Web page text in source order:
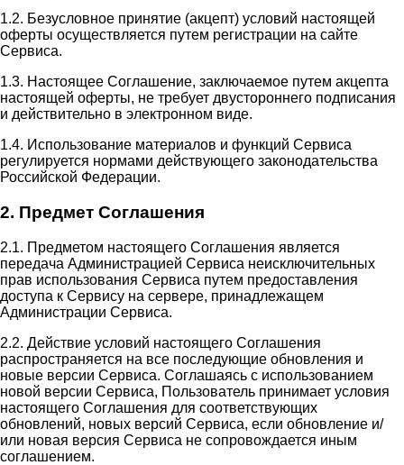
1.2. Безусловное принятие (акцепт) условий настоящей
оферты осуществляется путем регистрации на сайте
Сервиса.
1.3. Настоящее Соглашение, заключаемое путем акцепта
настоящей оферты, не требует двустороннего подписания
и действительно в электронном виде.
1.4. Использование материалов и функций Сервиса
регулируется нормами действующего законодательства
Российской Федерации.
2. Предмет Соглашения
2.1. Предметом настоящего Соглашения является
передача Администрацией Сервиса неисключительных
прав использования Сервиса путем предоставления
доступа к Сервису на сервере, принадлежащем
Администрации Сервиса.
2.2. Действие условий настоящего Соглашения
распространяется на все последующие обновления и
новые версии Сервиса. Соглашаясь с использованием
новой версии Сервиса, Пользователь принимает условия
настоящего Соглашения для соответствующих
обновлений, новых версий Сервиса, если обновление и/
или новая версия Сервиса не сопровождается иным
соглашением.